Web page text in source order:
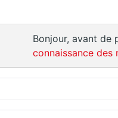
Bonjour, avant de
connaissance des